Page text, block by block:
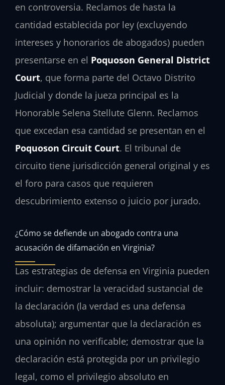
en controversia. Reclamos de hasta la
cantidad establecida por ley (excluyendo
intereses y honorarios de abogados) pueden
presentarse en el Poquoson General District
Court, que forma parte del Octavo Distrito
Judicial y donde la jueza principal es la
Honorable Selena Stellute Glenn. Reclamos
que excedan esa cantidad se presentan en el
Poquoson Circuit Court. El tribunal de
circuito tiene jurisdicción general original y es
el foro para casos que requieren
descubrimiento extenso o juicio por jurado.
¿Cómo se defiende un abogado contra una
acusación de difamación en Virginia?
Las estrategias de defensa en Virginia pueden
incluir: demostrar la veracidad sustancial de
la declaración (la verdad es una defensa
absoluta); argumentar que la declaración es
una opinión no verificable; demostrar que la
declaración está protegida por un privilegio
legal, como el privilegio absoluto en